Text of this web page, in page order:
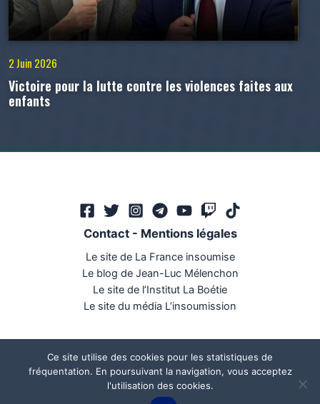
2 Juin 2026
Victoire pour la lutte contre les violences faites aux
enfants
Contact- Mentions légales
Le site de La France insoumise
Le blog de Jean-Luc Mélenchon
Le site de l’Institut La Boétie
Le site du média L’insoumission
Mégaphone communication
Ce site utilise des cookies pour les statistiques de
fréquentation. En poursuivant la navigation, vous acceptez
l'utilisation des cookies.